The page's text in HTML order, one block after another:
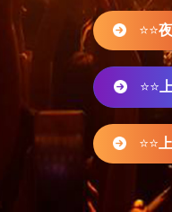
⭐⭐
⭐⭐
⭐⭐